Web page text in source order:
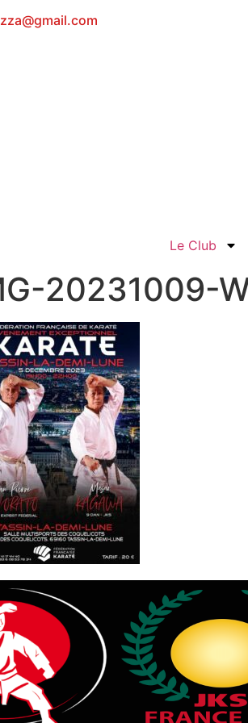
Le Club
20231009-